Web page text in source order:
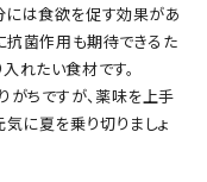
は食欲を促す効果があ
抗菌作用も期待できるた
れたい食材です。
がちですが、薬味を上手
に夏を乗り切りましょ